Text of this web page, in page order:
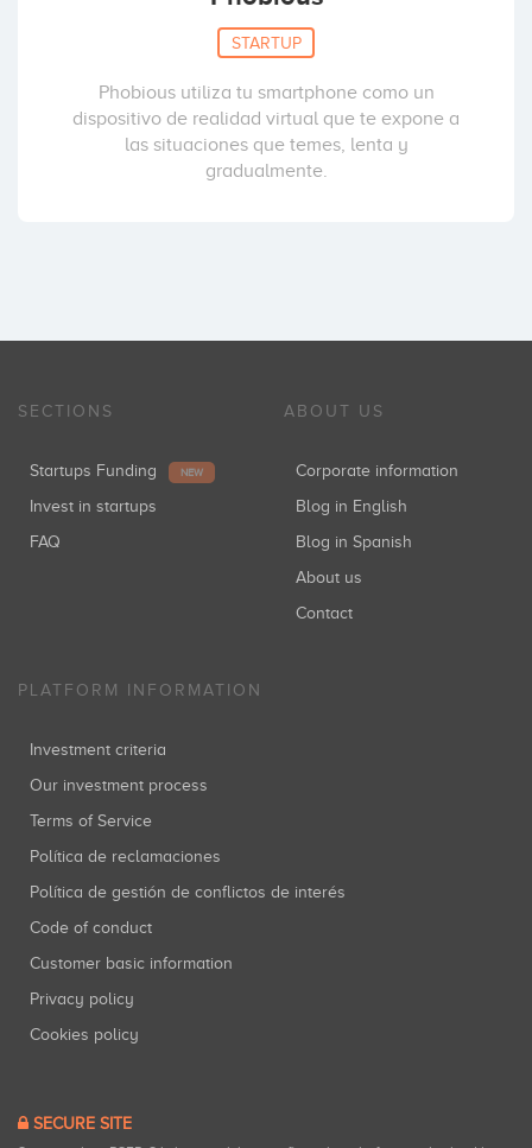
STARTUP
Phobious utiliza tu smartphone como un
dispositivo de realidad virtual que te expone a
las situaciones que temes, lenta y
gradualmente.
SECTIONS
Startups Funding NEW
Invest in startups
FAQ
ABOUT US
Corporate information
Blog in English
Blog in Spanish
About us
Contact
PLATFORM INFORMATION
Investment criteria
Our investment process
Terms of Service
Política de reclamaciones
Política de gestión de conflictos de interés
Code of conduct
Customer basic information
Privacy policy
Cookies policy
SECURE SITE